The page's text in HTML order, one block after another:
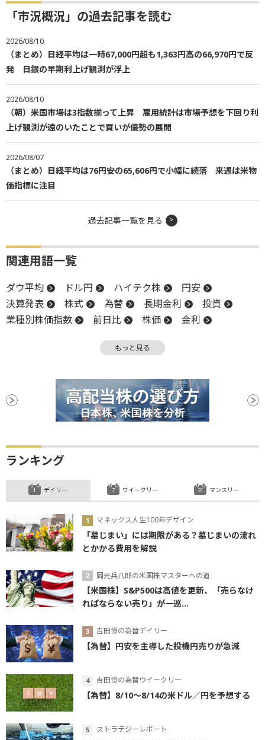
「市況概況」の過去記事を読む
2026/08/10
（まとめ）日経平均は一時67,000円超も1,363円高の66,970円で反
発 日銀の早期利上げ観測が浮上
2026/08/10
（朝）米国市場は3指数揃って上昇 雇用統計は市場予想を下回り利
上げ観測が遠のいたことで買いが優勢の展開
2026/08/07
（まとめ）日経平均は76円安の65,606円で小幅に続落 来週は米物
価指標に注目
過去記事一覧を見る
関連用語一覧
ダウ平均 ドル円 ハイテク株
円安
決算発表
株式 為替 長期金利
投資
業種別株価指数
前日比 株価
金利
決算
材料
もっと見る
ランキング
デイリー
マネックス人生100年デザイン
「墓じまい」には期限がある？墓じまいの流れ
とかかる費用を解説
岡元兵八郎の米国株マスターへの道
【米国株】S&P500は高値を更新、「売らなけ
ればならない売り」が一巡...
吉田恒の為替デイリー
【為替】円安を主導した投機円売りが急減
吉田恒の為替ウイークリー
【為替】8/10～8/14の米ドル／円を予想する
ストラテジーレポート
ウイークリー マンスリー